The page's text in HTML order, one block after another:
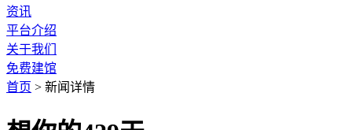
资讯
平台介绍
关于我们
免费建馆
首页 > 新闻详情